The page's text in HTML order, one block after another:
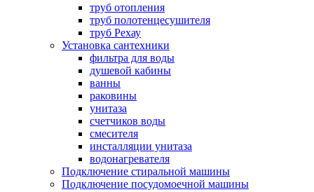
труб отопления
труб полотенцесушителя
труб Рехау
Установка сантехники
фильтра для воды
душевой кабины
ванны
раковины
унитаза
счетчиков воды
смесителя
инсталляции унитаза
водонагревателя
Подключение стиральной машины
Подключение посудомоечной машины